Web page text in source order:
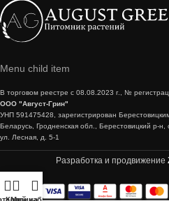
Menu child item
В торговом реестре с 08.08.2023 г., №
ООО "Август-Грин"
УНП 591475428, зарегистрирован
Беларусь, Гродненская обл., Берестовицкий р-н,
ул. Лесная, д. 5-1
Разработка и продвижение